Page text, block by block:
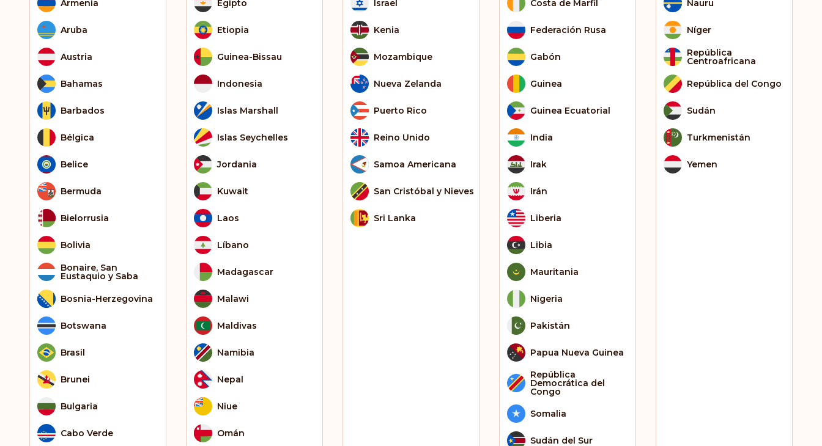
Armenia
Aruba
Austria
Bahamas
Barbados
Bélgica
Belice
Bermuda
Bielorrusia
Bolivia
Bonaire, San
Eustaquio y Saba
Bosnia-Herzegovina
Botswana
Brasil
Brunei
Bulgaria
Cabo Verde
Egipto
Etiopia
Guinea-Bissau
Indonesia
Islas Marshall
Islas Seychelles
Jordania
Kuwait
Laos
Líbano
Madagascar
Malawi
Maldivas
Namibia
Nepal
Niue
Omán
Israel
Kenia
Mozambique
Nueva Zelanda
Puerto Rico
Reino Unido
Samoa Americana
San Cristóbal y Nieves
Sri Lanka
Costa de Marfil
Federación Rusa
Gabón
Guinea
Guinea Ecuatorial
India
Irak
Irán
Liberia
Libia
Mauritania
Nigeria
Pakistán
Papua Nueva Guinea
República
Democrática del
Congo
Somalia
Sudán del Sur
Nauru
Níger
República
Centroafricana
República del Congo
Sudán
Turkmenistán
Yemen